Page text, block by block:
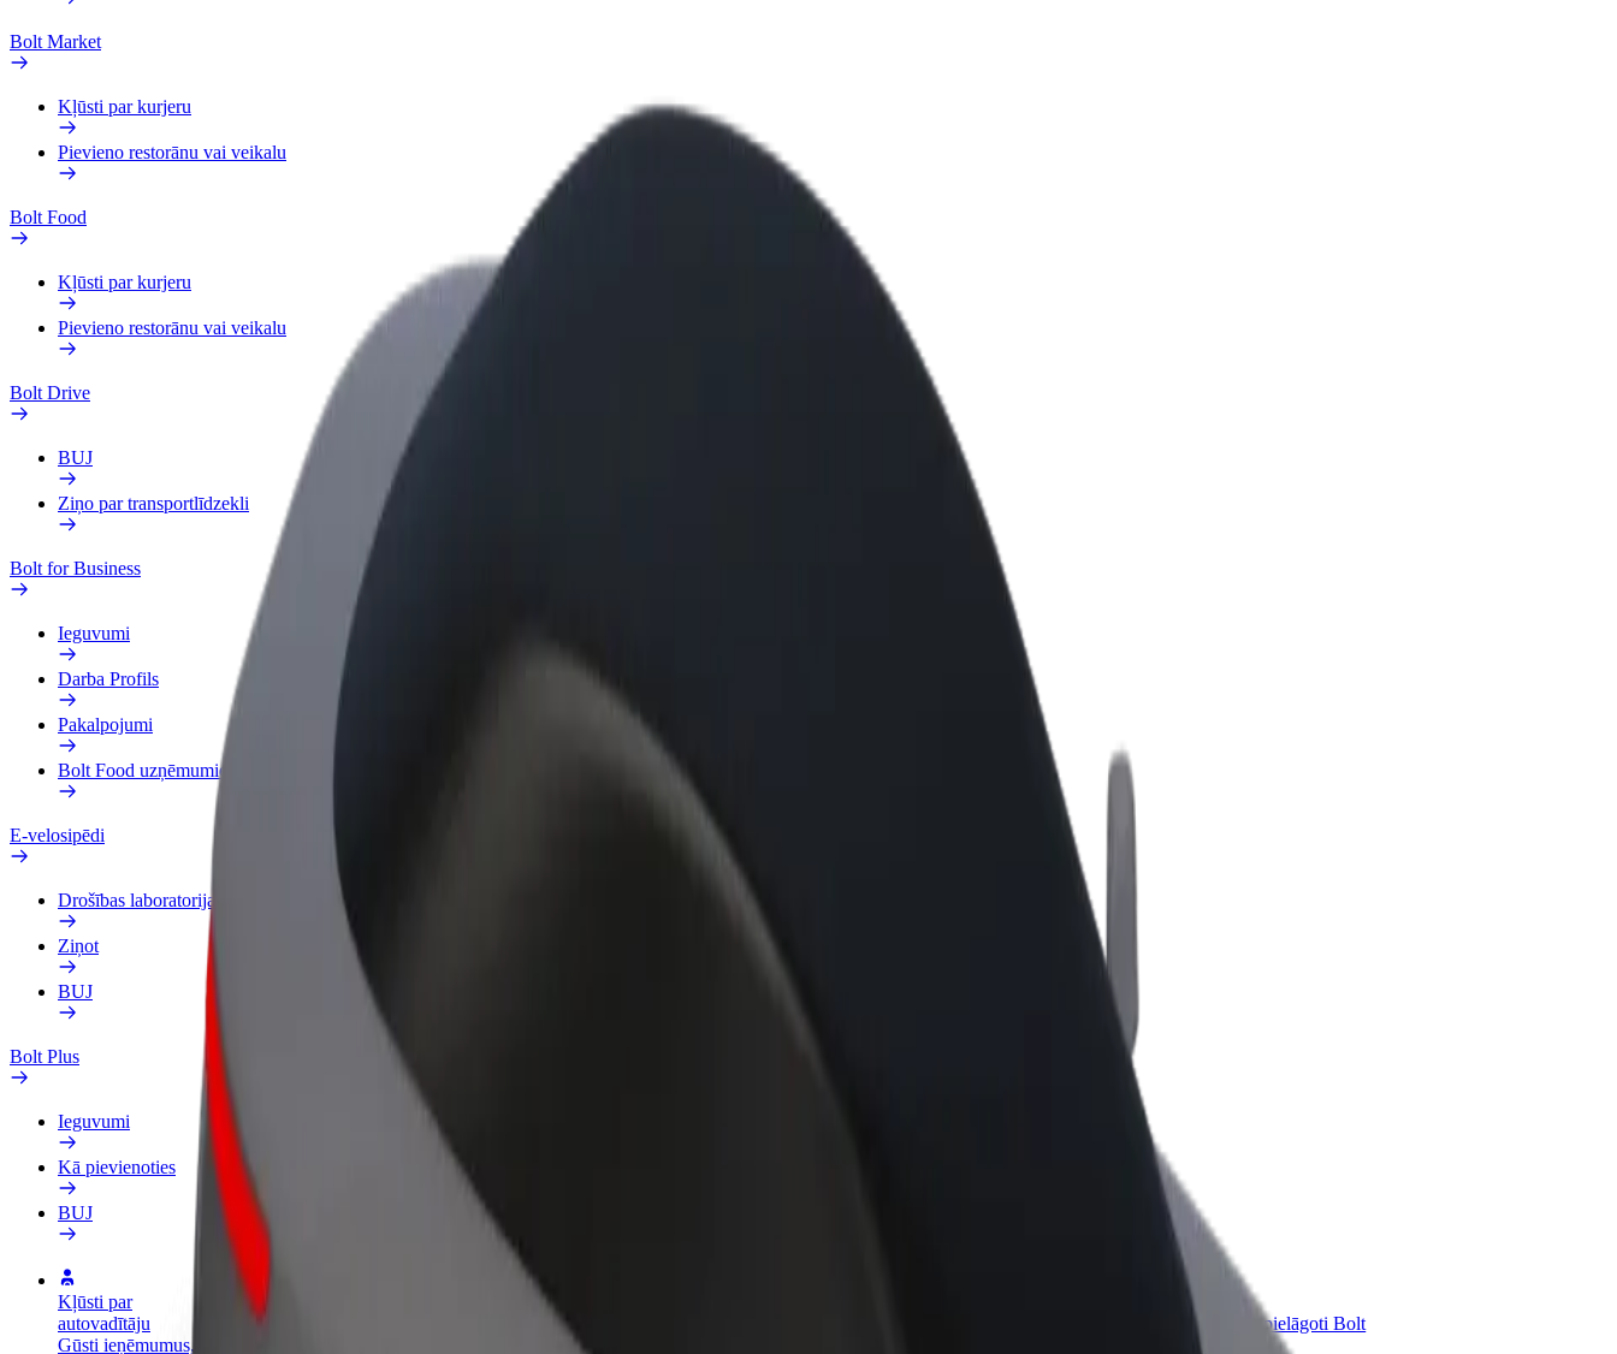
Bolt Market
Kļūsti par kurjeru
Pievieno restorānu vai veikalu
Bolt Food
Kļūsti par kurjeru
Pievieno restorānu vai veikalu
Bolt Drive
BUJ
Ziņo par transportlīdzekli
Bolt for Business
Ieguvumi
Darba Profils
Pakalpojumi
Bolt Food uzņēmumiem
E-velosipēdi
Drošības laboratorija
Ziņot
BUJ
Bolt Plus
Ieguvumi
Kā pievienoties
BUJ
Kļūsti par
autovadītāju
Gūsti ieņēmumus, kā
Kļūsti par kurjeru
Piegādā ēdienu un saņem izmaksu
Pievieno restorānu vai veikalu
Sasniedz vairāk klientu un paaugstini
ieņēmumus
Bolt for Business
Tavam uzņēmumam pielāgoti Bolt